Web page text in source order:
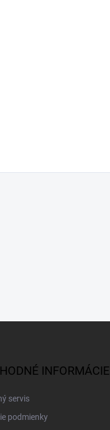
INFORMÁCIE
servis
podmienky